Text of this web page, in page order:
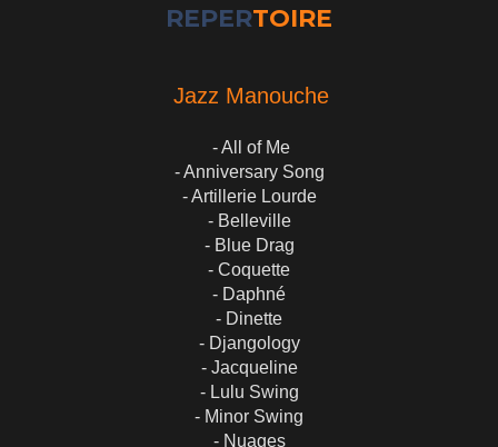
REPERTOIRE
Jazz Manouche
- All of Me
- Anniversary Song
- Artillerie Lourde
- Belleville
- Blue Drag
- Coquette
- Daphné
- Dinette
- Djangology
- Jacqueline
- Lulu Swing
- Minor Swing
- Nuages